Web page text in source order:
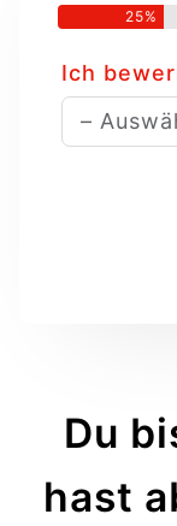
25%
Ich
Du
hast